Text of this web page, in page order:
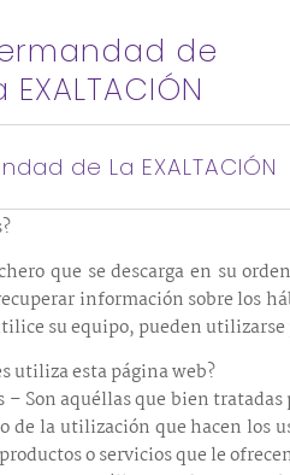
de
EXALTACIÓN
de La EXALTACIÓN
lo dispuesto en el artículo
web le informa, en esta
que se descarga en su
información sobre los
su equipo, pueden utilizarse
utiliza esta página web?
– Son aquéllas que bien
de la utilización que hacen los
o servicios que le